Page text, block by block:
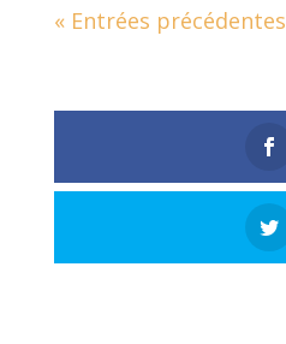
« Entrées précédentes